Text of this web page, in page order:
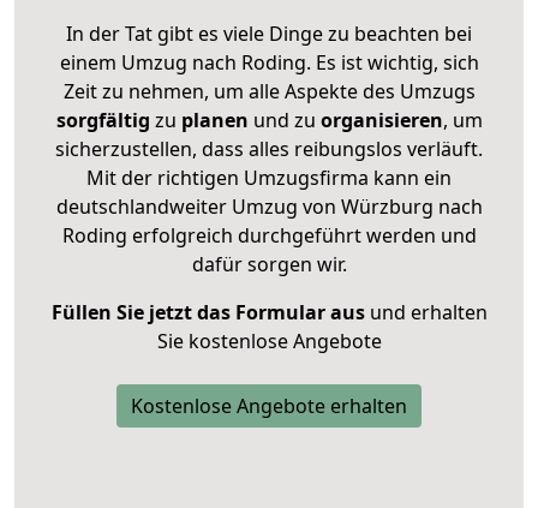
In der Tat gibt es viele Dinge zu beachten bei
einem Umzug nach Roding. Es ist wichtig, sich
Zeit zu nehmen, um alle Aspekte des Umzugs
sorgfältig zu planen und zu organisieren, um
sicherzustellen, dass alles reibungslos verläuft.
Mit der richtigen Umzugsfirma kann ein
deutschlandweiter Umzug von Würzburg nach
Roding erfolgreich durchgeführt werden und
dafür sorgen wir.
Füllen Sie jetzt das Formular ausund erhalten
Sie kostenlose Angebote
Kostenlose Angebote erhalten